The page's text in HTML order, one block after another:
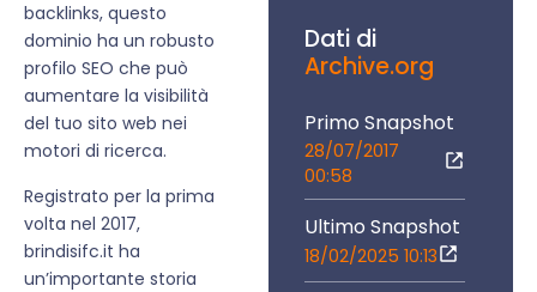
backlinks, questo
dominio ha un robusto
profilo SEO che può
aumentare la visibilità
del tuo sito web nei
motori di ricerca.
Registrato per la prima
volta nel 2017,
brindisifc.it ha
un’importante storia
Dati di
Archive.org
Primo Snapshot
28/07/2017
00:58
Ultimo Snapshot
18/02/2025 10:13